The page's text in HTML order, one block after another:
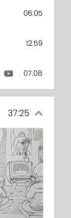
06:05
12:59
07:08
37:25